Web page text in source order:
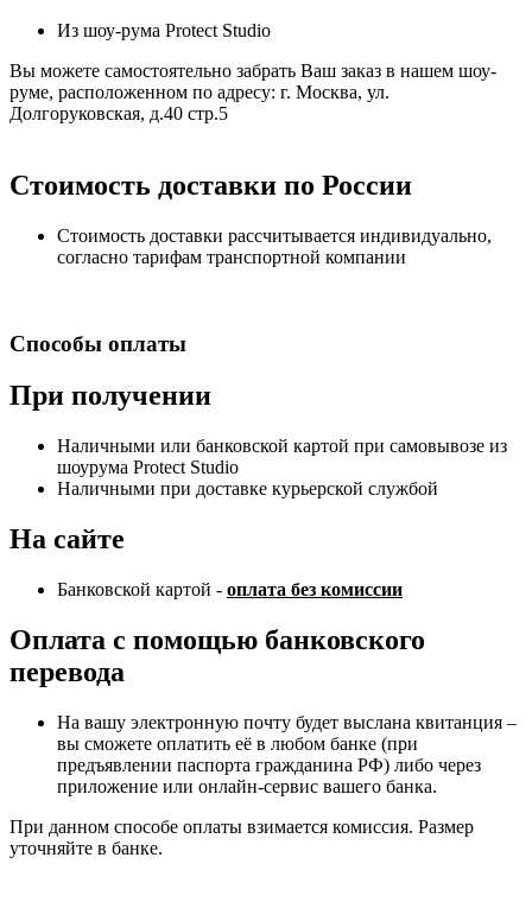
Из шоу-рума Protect Studio
Вы можете самостоятельно забрать Ваш заказ в нашем шоу-
руме, расположенном по адресу: г. Москва, ул.
Долгоруковская, д.40 стр.5
Стоимость доставки по России
Стоимость доставки рассчитывается индивидуально,
согласно тарифам транспортной компании
Способы оплаты
При получении
Наличными или банковской картой при самовывозе из
шоурума Protect Studio
Наличными при доставке курьерской службой
На сайте
Банковской картой - оплата без комиссии
Оплата с помощью банковского
перевода
На вашу электронную почту будет выслана квитанция –
вы сможете оплатить её в любом банке (при
предъявлении паспорта гражданина РФ) либо через
приложение или онлайн-сервис вашего банка.
При данном способе оплаты взимается комиссия. Размер
уточняйте в банке.